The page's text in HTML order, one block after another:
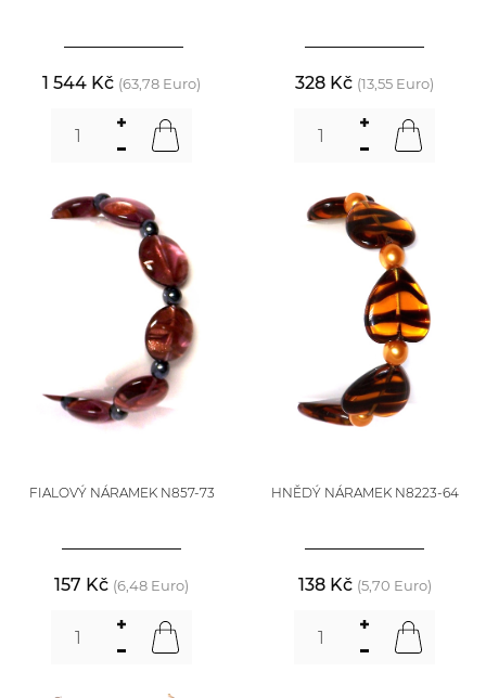
1 544 Kč (63,78 Euro) 328 Kč (13,55 Euro)
FIALOVÝ NÁRAMEK N857-73
157 Kč (6,48 Euro)
HNĚDÝ NÁRAMEK N8223-64
138 Kč (5,70 Euro)